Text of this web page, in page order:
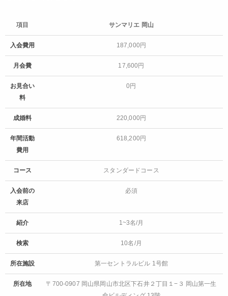
項目 サンマリエ 岡山
項目
入会費用 187,000円
月会費 17,600円
お見合い
料
0円
成婚料 220,000円
年間活動
費用
618,200円
コース スタンダードコース
入会前の
来店
必須
紹介 1~3名/月
検索 10名/月
所在施設 第一セントラルビル 1号館
所在地
〒700-0907 岡山県岡山市北区下石井２丁目１−３ 岡山第一生